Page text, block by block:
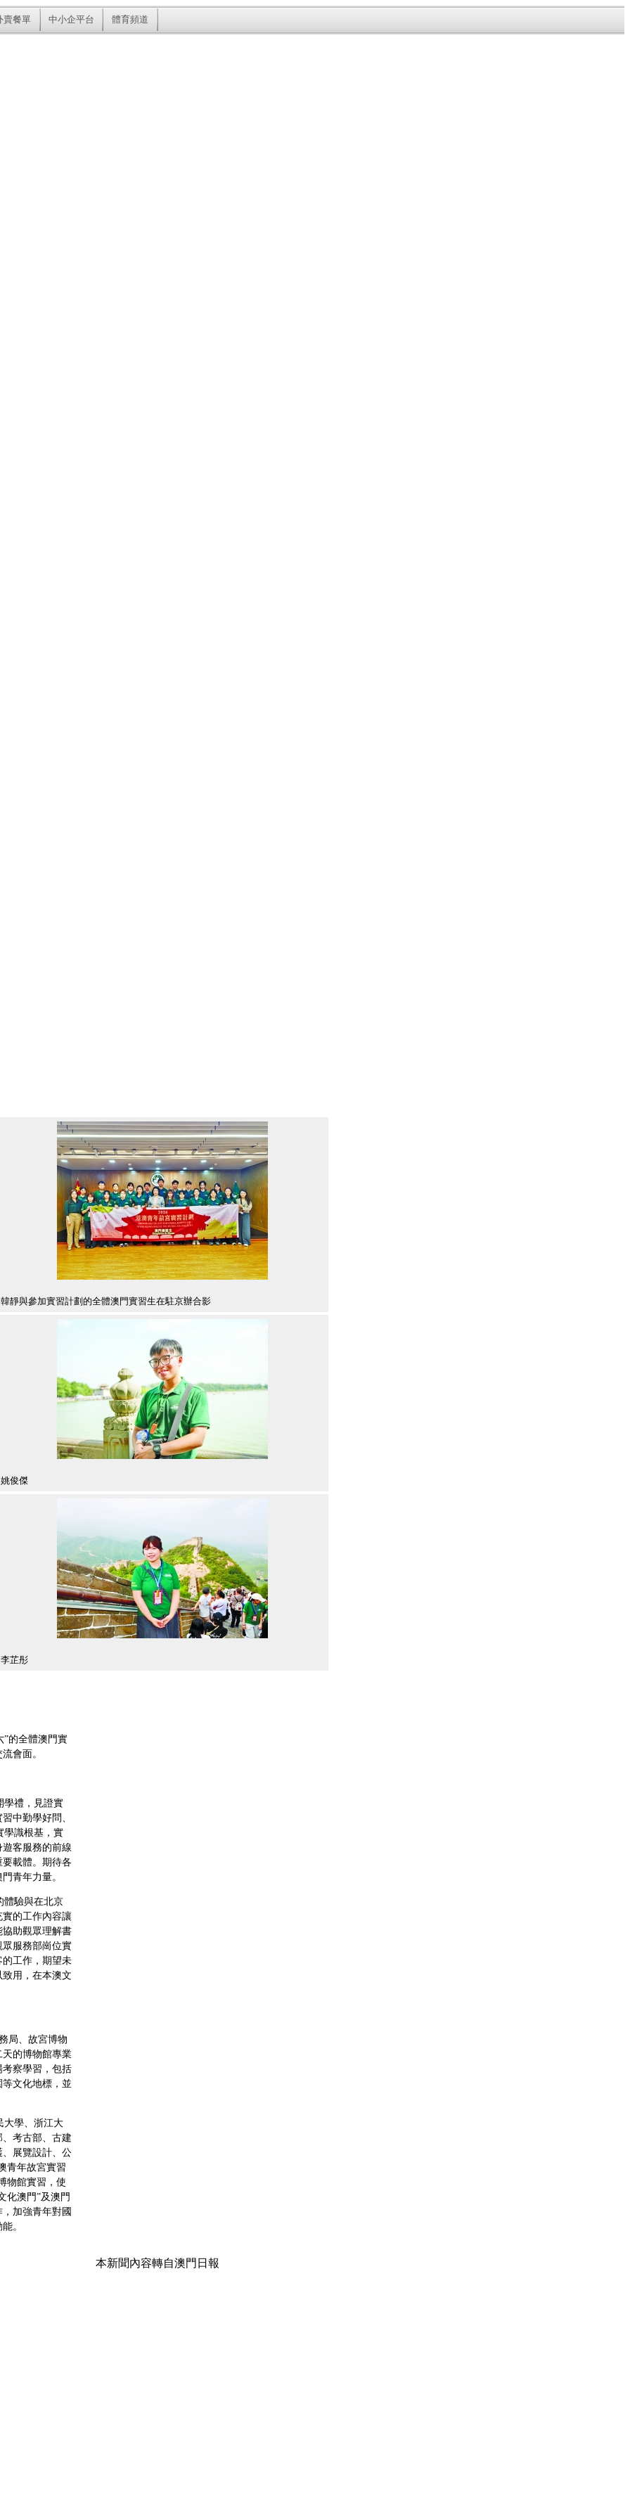
賣餐單 中小企平台 體育頻道
韓靜與參加實習計劃的全體澳門實習生在駐京辦合影
姚俊傑
李芷彤
的全體澳門實
會面。
禮，見證實
中勤學好問、
學識根基，實
客服務的前線
載體。期待各
青年力量。
驗與在北京
的工作內容讓
助觀眾理解書
服務部崗位實
工作，期望未
用，在本澳文
局、故宮博物
的博物館專業
察學習，包括
文化地標，並
學、浙江大
考古部、古建
展覽設計、公
青年故宮實習
物館實習，使
化澳門”及澳門
加強青年對國
。
本新聞內容轉自澳門日報